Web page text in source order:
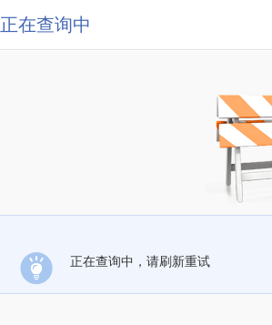
正在查询中
正在查询中，请刷新重试